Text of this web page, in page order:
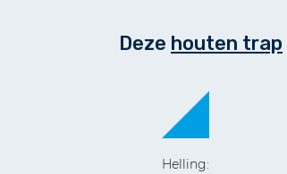
Deze houten trap
Helling: